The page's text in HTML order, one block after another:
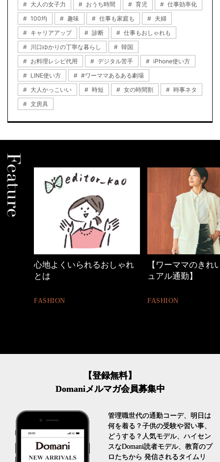
大人の女子力
おうち時間 育児
仕事効率化
100均
趣味 仕事も家庭も
夫婦
キャリアアップ
診断
仕事もおしゃれも
川口ゆかりの丁寧な暮らし
韓国
お料理レシピ代用
デジタル苦手
iPhone使い方
LINE使い方
#ワーママあるある劇場
大人かっこいい
時短 女の時間割
時事ネタ
文房具
【ワーママのきれいめカジ
ュアル通勤】
FASHION
40代の小顔メイク
【登録無料】
Domaniメルマガ会員募集中
管理職世代の通勤コーデ、明日は
何を着る？子供の受験や習い事、
どうする？人気モデル、ハイセン
スなDomani読者モデル、教育のプ
ロたちから 発信されるタイムリ